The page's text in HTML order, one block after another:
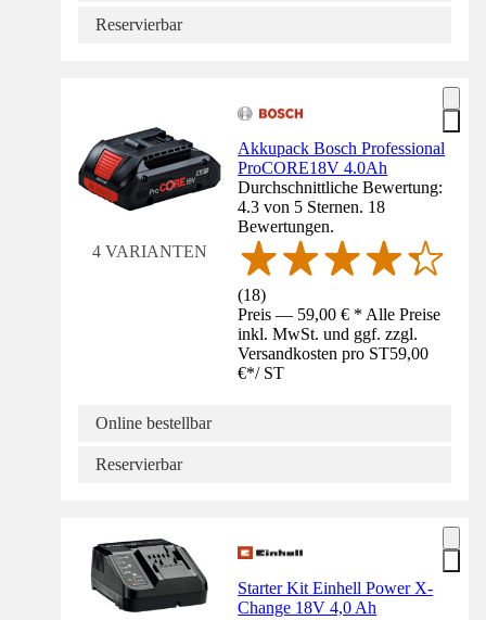
Reservierbar
4 VARIANTEN
Akkupack Bosch Professional
ProCORE18V 4.0Ah
Durchschnittliche Bewertung:
4.3 von 5 Sternen. 18
Bewertungen.
(18)
Preis — 59,00 € * Alle Preise
inkl. MwSt. und ggf. zzgl.
Versandkosten pro ST59,00
€*/ ST
Online bestellbar
Reservierbar
Starter Kit Einhell Power X-
Change 18V 4,0 Ah